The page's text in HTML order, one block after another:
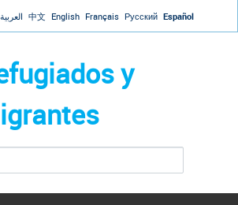
Jump to navigationالعربية 中文 English Français Русский Español
y